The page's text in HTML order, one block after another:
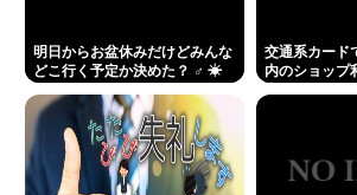
明日からお盆休みだけどみんな
どこ行く予定か決めた？ ‍♂ ☀
交通系カード
内のショップ